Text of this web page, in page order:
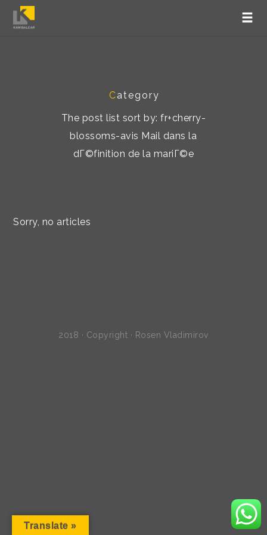
Category
The post list sort by: fr+cherry-
blossoms-avis Mail dans la
dГ©finition de la mariГ©e
Sorry, no articles
2018 · Copyright · Rosen Vladimirov
Translate »